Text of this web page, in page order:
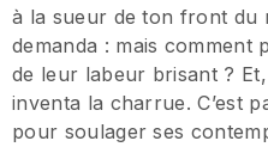
à la sueur de ton front du
demanda : mais comment
de leur labeur brisant ?
inventa la charrue. C’est
pour soulager ses